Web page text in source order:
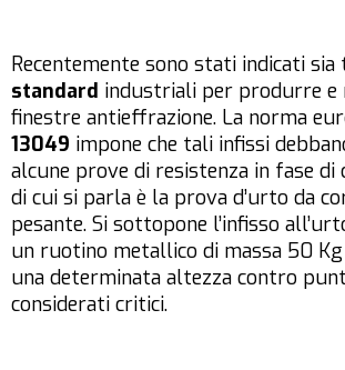
Recentemente sono stati indicati sia
standard industriali per produrre e
finestre antieffrazione. La norma
13049 impone che tali infissi
alcune prove di resistenza in fase
di cui si parla è la prova d’urto da
pesante. Si sottopone l’infisso
un ruotino metallico di massa 50 Kg
una determinata altezza contro
considerati critici.